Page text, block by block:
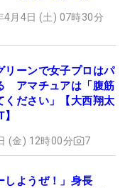
4月4日 (土) 07時30分
リーンで女子プロはパ
アマチュアは「腹筋
ください」【大西翔太
(金) 12時00分 7
しようぜ！」身長